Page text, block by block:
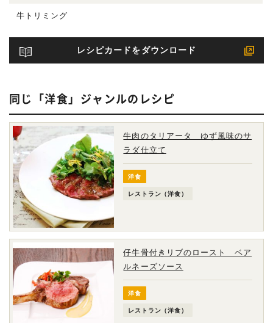
牛トリミング
レシピカードをダウンロード
同じ「洋食」ジャンルのレシピ
牛肉のタリアータ ゆず風味のサ
ラダ仕立て
洋食
レストラン（洋食）
仔牛骨付きリブのロースト ベア
ルネーズソース
洋食
レストラン（洋食）